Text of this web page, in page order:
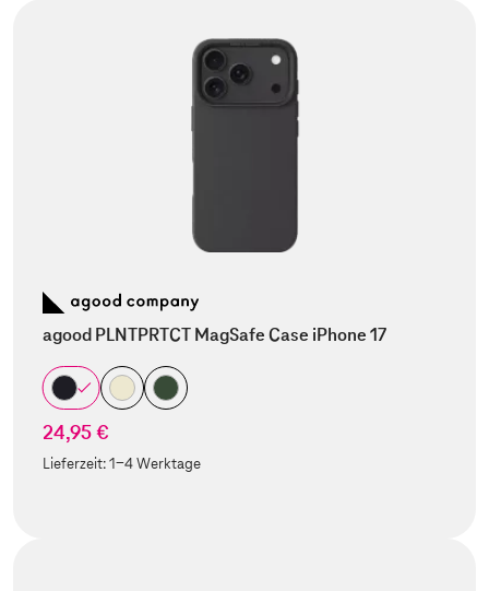
agood PLNTPRTCT MagSafe Case iPhone 17
24,95 €
Lieferzeit:1-4 Werktage